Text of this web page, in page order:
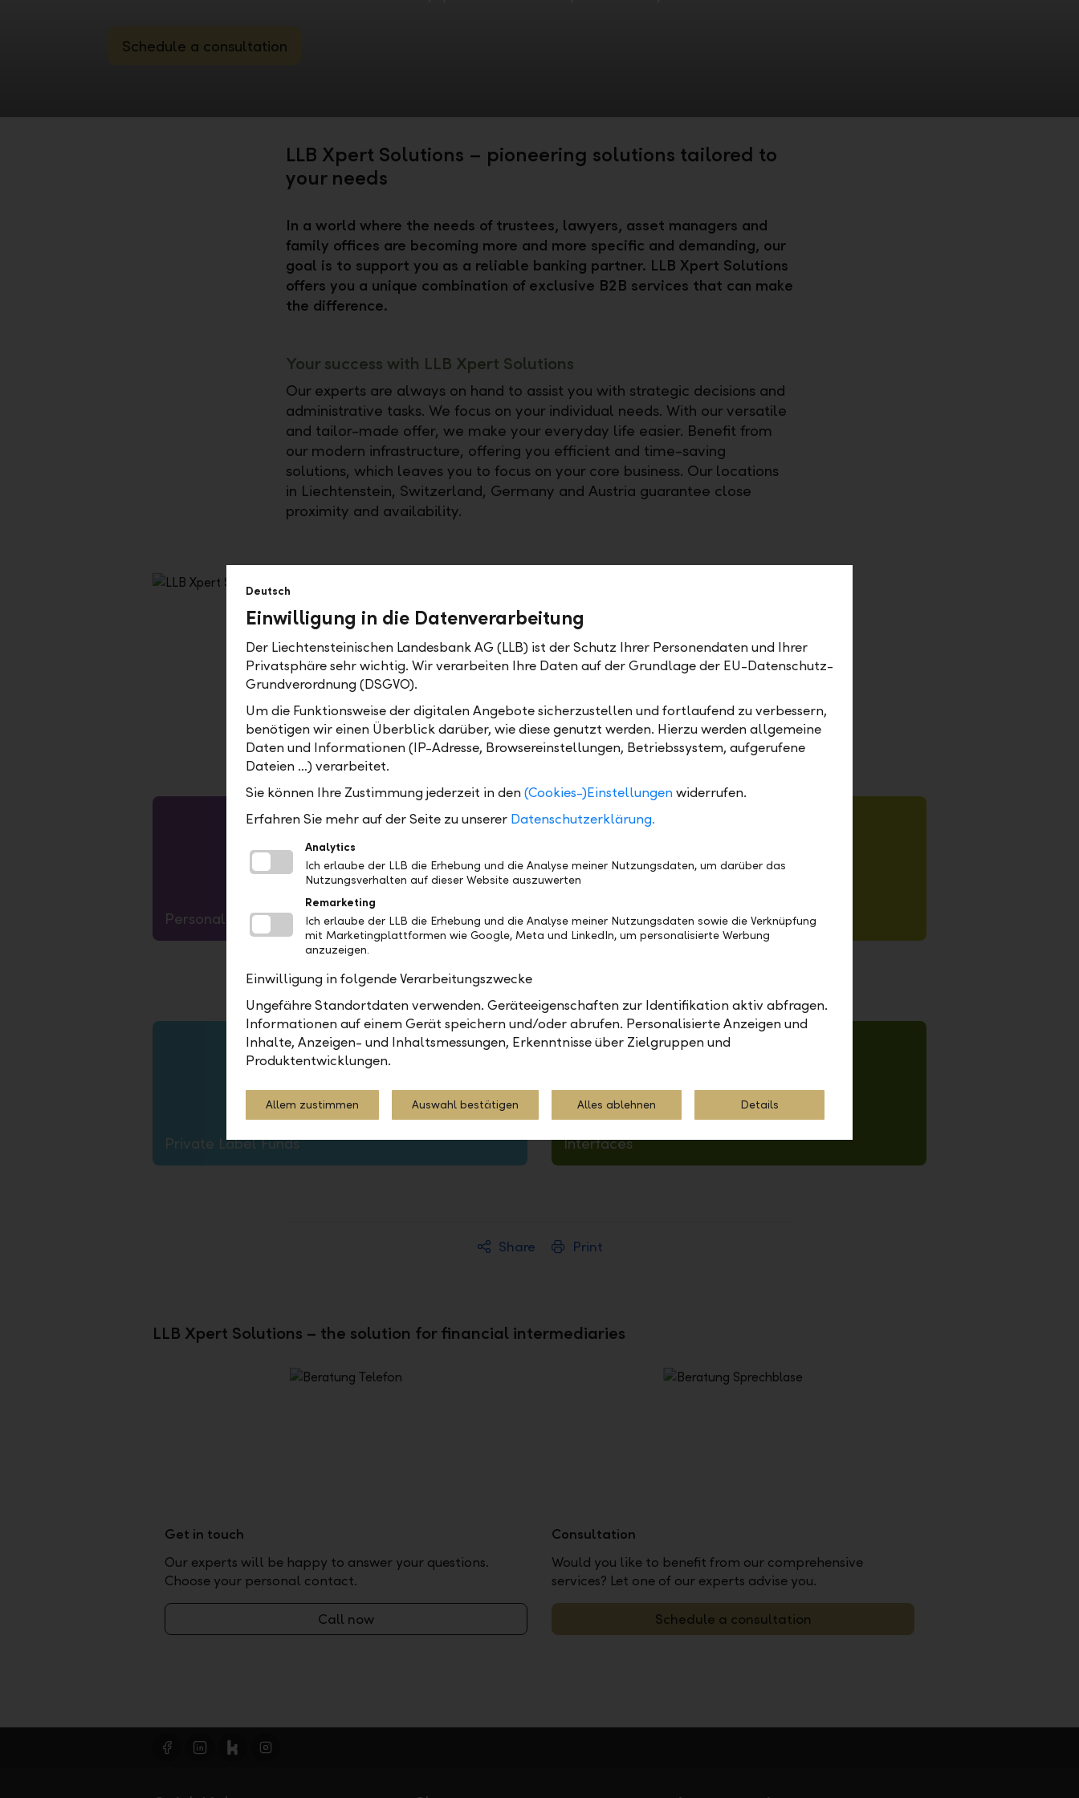
Schedule a consultation
LLB Xpert Solutions – pioneering solutions tailored to
your needs
In a world where the needs of trustees, lawyers, asset managers and
family offices are becoming more and more specific and demanding, our
goal is to support you as a reliable banking partner. LLB Xpert Solutions
offers you a unique combination of exclusive B2B services that can make
the difference.
Your success with LLB Xpert Solutions
Our experts are always on hand to assist you with strategic decisions and
administrative tasks. We focus on your individual needs. With our versatile
and tailor-made offer, we make your everyday life easier. Benefit from
our modern infrastructure, offering you efficient and time-saving
solutions, which leaves you to focus on your core business. Our locations
in Liechtenstein, Switzerland, Germany and Austria guarantee close
proximity and availability.
Would you like to get in touch with us or learn more about digital
onboarding, our interfaces or our private label fund offer?
more information here:
2. 15px Kontur
3. Objekt-->  Umwandeln
Personal contacts Digital onboarding
2. 15px Kontur
3. Objekt-->  Umwandeln
4. Speichern unter --> als .svg
Private Label Funds
2. 15px Kontur
3. Objekt-->  Umwandeln
Interfaces
Share Print
LLB Xpert Solutions – the solution for financial intermediaries
Get in touch
Our experts will be happy to answer your questions.
Choose your personal contact.
Call now
Consultation
Would you like to benefit from our comprehensive
services? Let one of our experts advise you.
Schedule a consultation
Deutsch
Einwilligung in die Datenverarbeitung
Der Liechtensteinischen Landesbank AG (LLB) ist der Schutz Ihrer Personendaten und Ihrer
Privatsphäre sehr wichtig. Wir verarbeiten Ihre Daten auf der Grundlage der EU-Datenschutz-
Grundverordnung (DSGVO).
Um die Funktionsweise der digitalen Angebote sicherzustellen und fortlaufend zu verbessern,
benötigen wir einen Überblick darüber, wie diese genutzt werden. Hierzu werden allgemeine
Daten und Informationen (IP-Adresse, Browsereinstellungen, Betriebssystem, aufgerufene
Dateien …) verarbeitet.
Sie können Ihre Zustimmung jederzeit in den(Cookies-)Einstellungenwiderrufen.
Erfahren Sie mehr auf der Seite zu unserer Datenschutzerklärung.
Analytics
Ich erlaube der LLB die Erhebung und die Analyse meiner Nutzungsdaten, um darüber das
Nutzungsverhalten auf dieser Website auszuwerten
Remarketing
Ich erlaube der LLB die Erhebung und die Analyse meiner Nutzungsdaten sowie die Verknüpfung
mit Marketingplattformen wie Google, Meta und LinkedIn, um personalisierte Werbung
anzuzeigen.
Einwilligung in folgende Verarbeitungszwecke
Ungefähre Standortdaten verwenden. Geräteeigenschaften zur Identifikation aktiv abfragen.
Informationen auf einem Gerät speichern und/oder abrufen. Personalisierte Anzeigen und
Inhalte, Anzeigen- und Inhaltsmessungen, Erkenntnisse über Zielgruppen und
Produktentwicklungen.
Allem zustimmen Auswahl bestätigen Alles ablehnen Details